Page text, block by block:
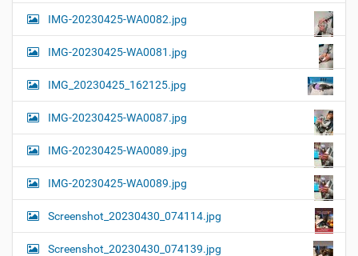
IMG-20230425-WA0082.jpg
IMG-20230425-WA0081.jpg
IMG_20230425_162125.jpg
IMG-20230425-WA0087.jpg
IMG-20230425-WA0089.jpg
IMG-20230425-WA0089.jpg
Screenshot_20230430_074114.jpg
Screenshot_20230430_074139.jpg